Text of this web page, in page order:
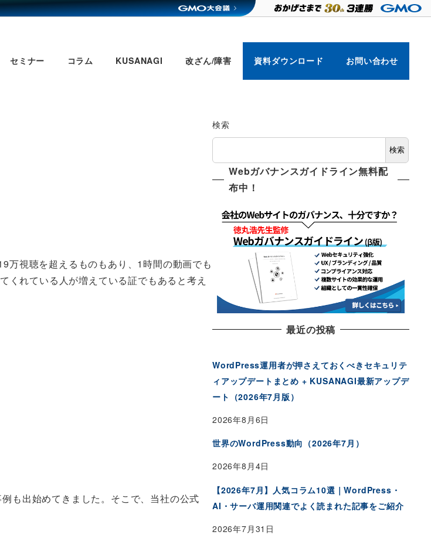
セミナー コラム KUSANAGI 改ざん/障害 資料ダウンロード お問い合わせ
万視聴を超えるものもあり、1時間の動画でも
くれている人が増えている証でもあると考え
も出始めてきました。そこで、当社の公式
検索
検索
Webガバナンスガイドライン無料配
布中！
最近の投稿
WordPress運用者が押さえておくべきセキュリテ
ィアップデートまとめ + KUSANAGI最新アップデ
ート（2026年7月版）
2026年8月6日
世界のWordPress動向（2026年7月）
2026年8月4日
【2026年7月】人気コラム10選｜WordPress・
AI・サーバ運用関連でよく読まれた記事をご紹介
2026年7月31日